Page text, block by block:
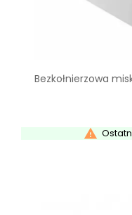
Bezkołnierzowa
